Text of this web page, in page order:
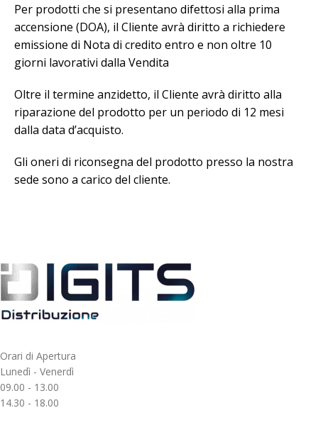
Per prodotti che si presentano difettosi alla prima
accensione (DOA), il Cliente avrà diritto a richiedere
emissione di Nota di credito entro e non oltre 10
giorni lavorativi dalla Vendita
Oltre il termine anzidetto, il Cliente avrà diritto alla
riparazione del prodotto per un periodo di 12 mesi
dalla data d’acquisto.
Gli oneri di riconsegna del prodotto presso la nostra
sede sono a carico del cliente.
Orari di Apertura
Lunedì - Venerdì
09.00 - 13.00
14.30 - 18.00